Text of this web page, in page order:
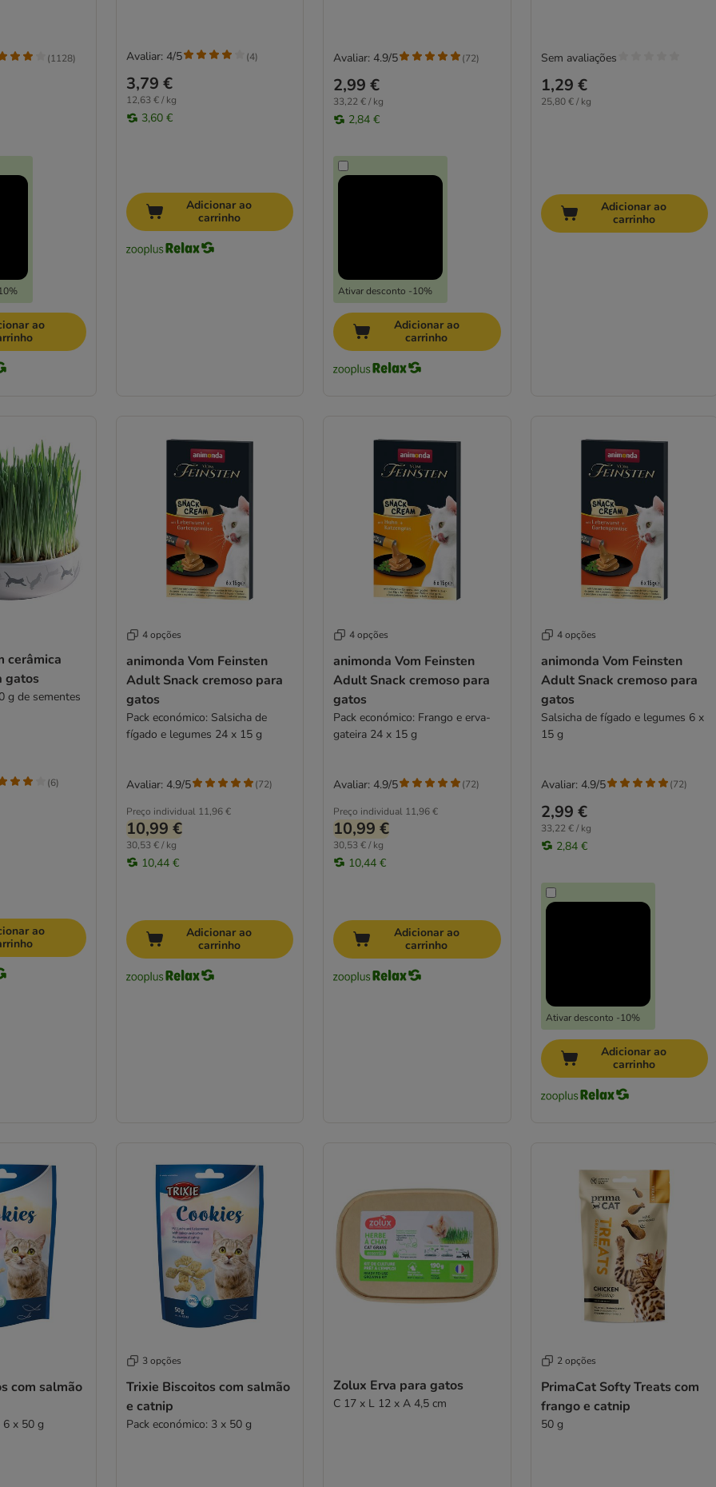
(1128)
ao
3,79 €
12,63 € / kg
3,60 €
Avaliar: 4/5 (4)
Adicionar ao
carrinho
2,99 €
33,22 € / kg
2,84 €
Ativar desconto -10%
Avaliar: 4.9/5 (72)
Adicionar ao
carrinho
1,29 €
25,80 € / kg
Sem avaliações
Adicionar ao
carrinho
cerâmica
gatos
g de sementes
(6)
ao
4 opções
animonda Vom Feinsten
Adult Snack cremoso para
gatos
Pack económico: Salsicha de
fígado e legumes 24 x 15 g
Preço individual 11,96 €
10,99 €
30,53 € / kg
10,44 €
Avaliar: 4.9/5 (72)
Adicionar ao
carrinho
4 opções
animonda Vom Feinsten
Adult Snack cremoso para
gatos
Pack económico: Frango e erva-
gateira 24 x 15 g
Preço individual 11,96 €
10,99 €
30,53 € / kg
10,44 €
Avaliar: 4.9/5 (72)
Adicionar ao
carrinho
4 opções
animonda Vom Feinsten
Adult Snack cremoso para
gatos
Salsicha de fígado e legumes 6 x
15 g
2,99 €
33,22 € / kg
2,84 €
Ativar desconto -10%
Avaliar: 4.9/5 (72)
Adicionar ao
carrinho
com salmão
6 x 50 g
3 opções
Trixie Biscoitos com salmão
e catnip
Pack económico: 3 x 50 g
Zolux Erva para gatos
C 17 x L 12 x A 4,5 cm
2 opções
PrimaCat Softy Treats com
frango e catnip
50 g